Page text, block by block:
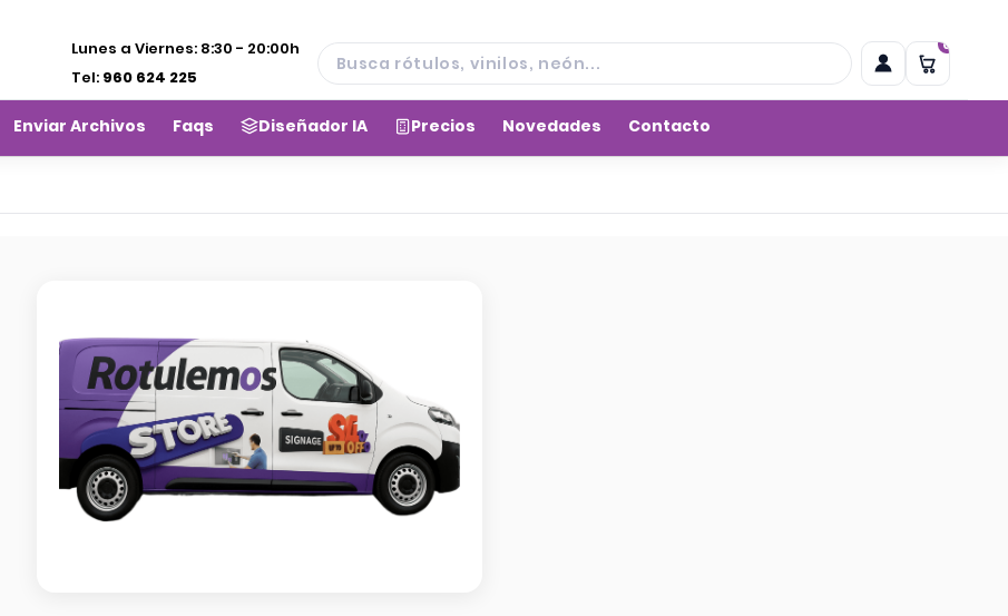
960 624 225
Lunes a Viernes: 8:30 - 20:00h
Tel: 960 624 225
0
Enviar Archivos Faqs Diseñador IA Precios Novedades Contacto